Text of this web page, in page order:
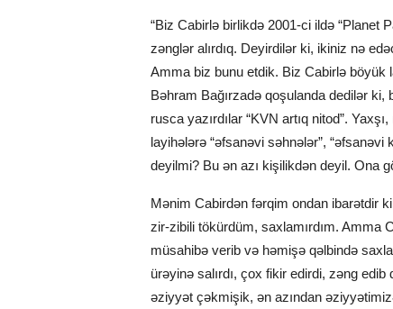
“Biz Cabirlə birlikdə 2001-ci ildə “Planet
zənglər alırdıq. Deyirdilər ki, ikiniz nə
Amma biz bunu etdik. Biz Cabirlə böyük
Bəhram Bağırzadə qoşulanda dedilər ki,
rusca yazırdılar “KVN artıq nitod”.
layihələrə “əfsanəvi səhnələr”,
deyilmi? Bu ən azı kişilikdən deyil. Ona
Mənim Cabirdən fərqim ondan ibarətdir
zir-zibili tökürdüm, saxlamırdım. Amma
müsahibə verib və həmişə qəlbində
ürəyinə salırdı, çox fikir edirdi, zəng
əziyyət çəkmişik, ən azından